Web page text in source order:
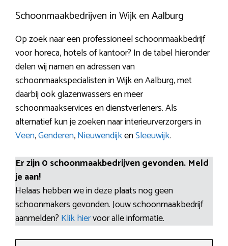
Schoonmaakbedrijven in Wijk en Aalburg
Op zoek naar een professioneel schoonmaakbedrijf
voor horeca, hotels of kantoor? In de tabel hieronder
delen wij namen en adressen van
schoonmaakspecialisten in Wijk en Aalburg, met
daarbij ook glazenwassers en meer
schoonmaakservices en dienstverleners. Als
alternatief kun je zoeken naar interieurverzorgers in
Veen,Genderen,NieuwendijkenSleeuwijk.
Er zijn 0 schoonmaakbedrijven gevonden. Meld
je aan!
Helaas hebben we in deze plaats nog geen
schoonmakers gevonden. Jouw schoonmaakbedrijf
aanmelden? Klik hiervoor alle informatie.